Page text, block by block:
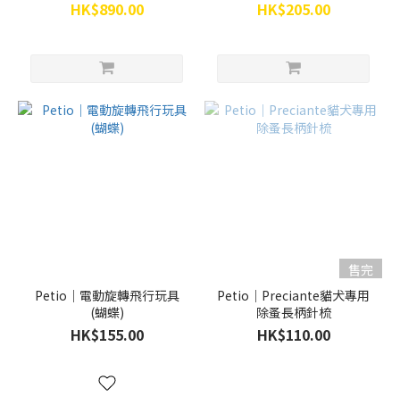
HK$890.00
HK$205.00
Petio｜電動旋轉飛行玩具
(蝴蝶)
HK$155.00
售完
Petio｜Preciante貓犬專用
除蚤長柄針梳
HK$110.00